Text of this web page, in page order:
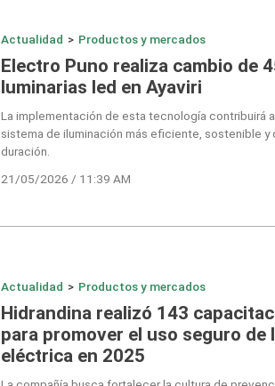
Actualidad > Productos y mercados
Electro Puno realiza cambio de
luminarias led en Ayaviri
La implementación de esta tecnología contribuirá
sistema de iluminación más eficiente, sostenible y
duración.
21/05/2026 / 11:39 AM
Actualidad > Productos y mercados
Hidrandina realizó 143
para promover el uso seguro de
eléctrica en 2025